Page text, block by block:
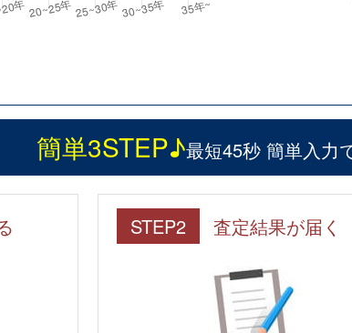
簡単3STEP♪最短45秒 簡単入力
STEP2 査定結果が届く